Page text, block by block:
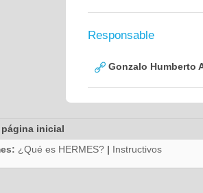
Responsable
Gonzalo Humberto
página inicial
¿Qué es HERMES? | Instructivos